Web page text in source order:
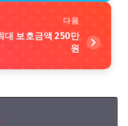
다음
대 보호금액 250만
원